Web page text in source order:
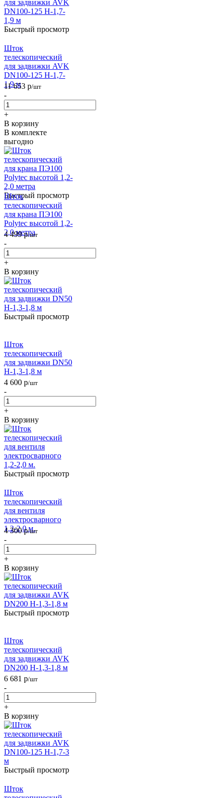
Быстрый просмотр
Шток
телескопический
для задвижки AVK
DN100-125 H-1,7-
1,9 м
11 653 р/шт
-
+
В корзину
В комплекте
выгодно
Быстрый просмотр
Шток
телескопический
для крана ПЭ100
Polytec высотой 1,2-
2,0 метра
4 499р/шт
-
+
В корзину
Быстрый просмотр
Шток
телескопический
для задвижки DN50
H-1,3-1,8 м
4 600 р/шт
-
+
В корзину
Быстрый просмотр
Шток
телескопический
для вентиля
электросварного
1,2-2,0 м.
4 300р/шт
-
+
В корзину
Быстрый просмотр
Шток
телескопический
для задвижки AVK
DN200 H-1,3-1,8 м
6 681 р/шт
-
+
В корзину
Быстрый просмотр
Шток